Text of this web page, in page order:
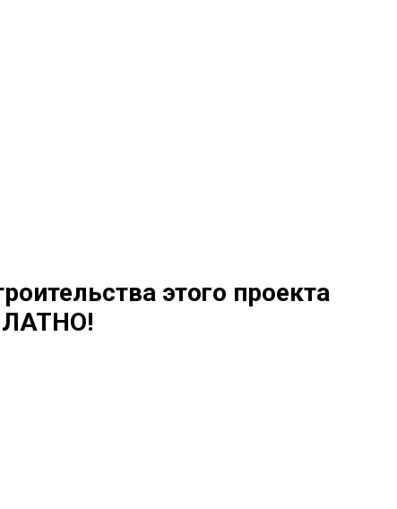
этого проекта